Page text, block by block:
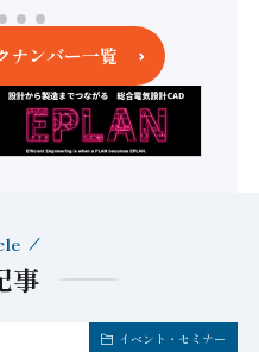
ナンバー一覧
事
イベント・セミナー